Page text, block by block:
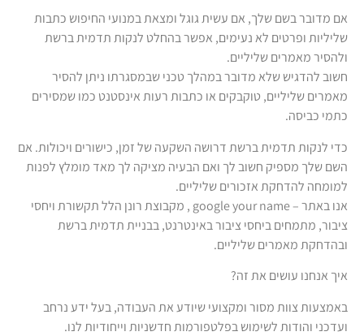
אם מדובר בשם שלך, אם עשית גוגל ומצאת במנועי החיפוש כתבות
שליליות ופרטים לא נעימים, אפשר בהחלט לנקות תדמית ברשת
ולהסיר מאמרים שליליים.
חשוב להדגיש שלא מדובר במהלך טכני שבמסגרתו ניתן להסיר
מאמרים שליליים, טוקבקים או כתבות רעות אינסטנט כמו שמסירים
כתמי כביסה.
כדי לנקות תדמית ברשת דרושה השקעה של זמן, כישורים ויכולות. אם
השם שלך מספיק חשוב לך ואם הבעיה מציקה לך מאד מומלץ לפנות
למומחה להדחקת אזכורים שליליים.
אנו באתר – google your name , מקבוצת רונן הלל תקשורת ויחסי
ציבור, מתמחים ביחסי ציבור באינטרנט, בבניית תדמית ברשת
ובהדחקת מאמרים שליליים.
איך אנחנו עושים את זה?
באמצעות צוות מסור ומקצועי שיודע את העבודה, בעל ידע נרחב
ועדכני והודות לשימוש בפלטפורמות חדשניות וייחודיות לנו.